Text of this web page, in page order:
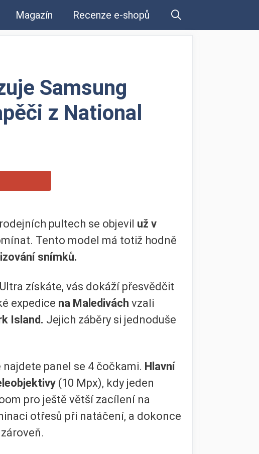
Magazín Recenze e-shopů
Samsung
z National
pultech se objevil už v
Tento model má totiž hodně
snímků.
získáte, vás dokáží přesvědčit
expedice na Maledivách vzali
Island. Jejich záběry si jednoduše
panel se 4 čočkami. Hlavní
(10 Mpx), kdy jeden
pro ještě větší zacílení na
otřesů při natáčení, a dokonce